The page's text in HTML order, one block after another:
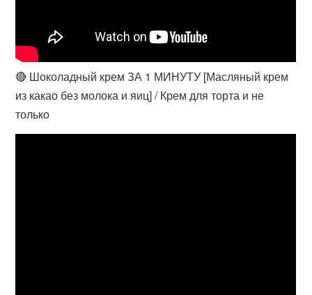
🔴 Шоколадный крем ЗА 1 МИНУТУ [Масляный крем
из какао без молока и яиц] / Крем для торта и не
только